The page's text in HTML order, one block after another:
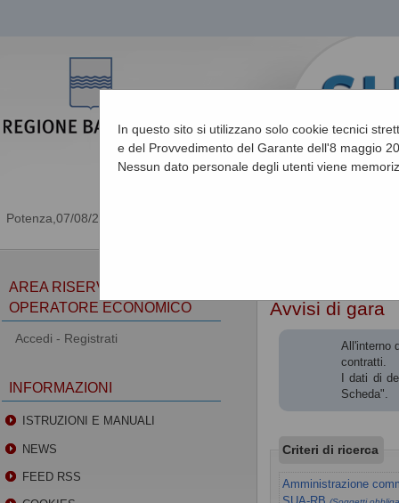
07/08/2026 08:45
In questo sito si utilizzano solo cookie tecnici
e del Provvedimento del Garante dell'8 maggio
Nessun dato personale degli utenti viene
Avvisi di gara
All'interno
contratti.
I dati di
Scheda".
Criteri di ricerca
Amministrazione
AREA RISERVATA
OPERATORE ECONOMICO
Accedi - Registrati
INFORMAZIONI
ISTRUZIONI E MANUALI
NEWS
FEED RSS